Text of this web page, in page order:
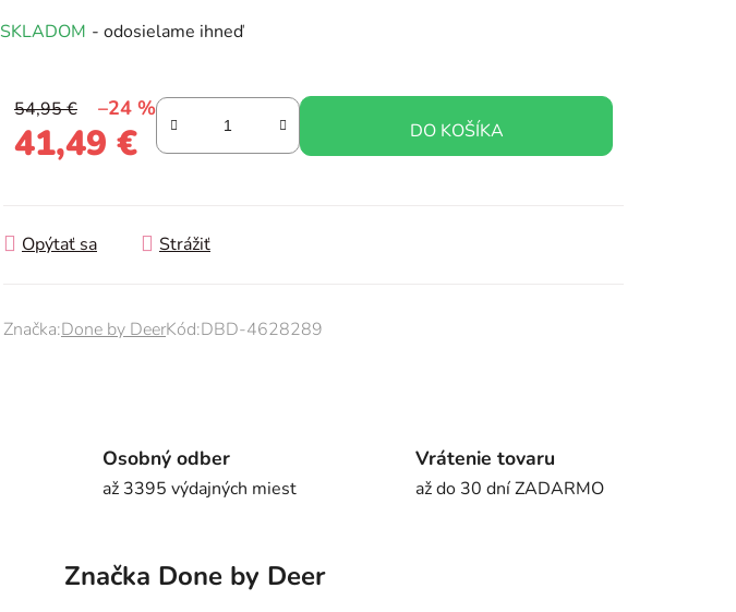
je
hviezdičiek.
SKLADOM - odosielame ihneď
54,95 € –24 %
41,49 € DO KOŠÍKA
Opýtať sa Strážiť
Značka:Done by DeerKód:DBD-4628289
Osobný odber
až 3395 výdajných miest
Vrátenie tovaru
až do 30 dní ZADARMO
Značka Done by Deer